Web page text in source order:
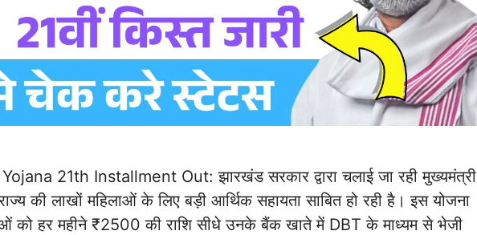
21th Installment Out: झारखंड सरकार द्वारा चलाई जा रही मुख्यमंत्री
की लाखों महिलाओं के लिए बड़ी आर्थिक सहायता साबित हो रही है। इस योजना
को हर महीने ₹2500 की राशि सीधे उनके बैंक खाते में DBT के माध्यम से भेजी